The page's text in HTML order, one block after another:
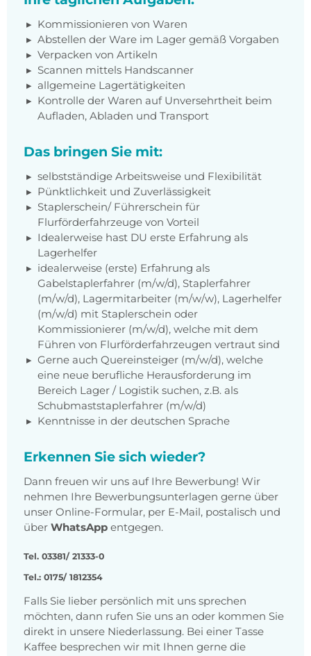
Kommissionieren von Waren
Abstellen der Ware im Lager gemäß Vorgaben
Verpacken von Artikeln
Scannen mittels Handscanner
allgemeine Lagertätigkeiten
Kontrolle der Waren auf Unversehrtheit beim
Aufladen, Abladen und Transport
Das bringen Sie mit:
selbstständige Arbeitsweise und Flexibilität
Pünktlichkeit und Zuverlässigkeit
Staplerschein/ Führerschein für
Flurförderfahrzeuge von Vorteil
Idealerweise hast DU erste Erfahrung als
Lagerhelfer
idealerweise (erste) Erfahrung als
Gabelstaplerfahrer (m/w/d), Staplerfahrer
(m/w/d), Lagermitarbeiter (m/w/w), Lagerhelfer
(m/w/d) mit Staplerschein oder
Kommissionierer (m/w/d), welche mit dem
Führen von Flurförderfahrzeugen vertraut sind
Gerne auch Quereinsteiger (m/w/d), welche
eine neue berufliche Herausforderung im
Bereich Lager / Logistik suchen, z.B. als
Schubmaststaplerfahrer (m/w/d)
Kenntnisse in der deutschen Sprache
Erkennen Sie sich wieder?
Dann freuen wir uns auf Ihre Bewerbung! Wir
nehmen Ihre Bewerbungsunterlagen gerne über
unser Online-Formular, per E-Mail, postalisch und
über WhatsApp entgegen.
Tel. 03381/ 21333-0
Tel.: 0175/ 1812354
Falls Sie lieber persönlich mit uns sprechen
möchten, dann rufen Sie uns an oder kommen Sie
direkt in unsere Niederlassung. Bei einer Tasse
Kaffee besprechen wir mit Ihnen gerne die